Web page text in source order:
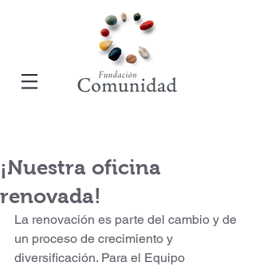
¡Nuestra oficina
renovada!
La renovación es parte del cambio y de
un proceso de crecimiento y
diversificación. Para el Equipo